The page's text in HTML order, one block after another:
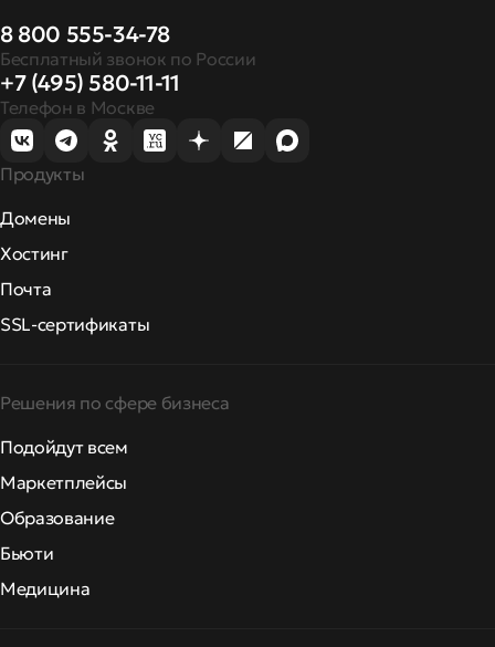
8 800 555-34-78
Бесплатный звонок по России
+7 (495) 580-11-11
Телефон в Москве
Продукты
Домены
Хостинг
Почта
SSL-сертификаты
Решения по сфере бизнеса
Подойдут всем
Маркетплейсы
Образование
Бьюти
Медицина